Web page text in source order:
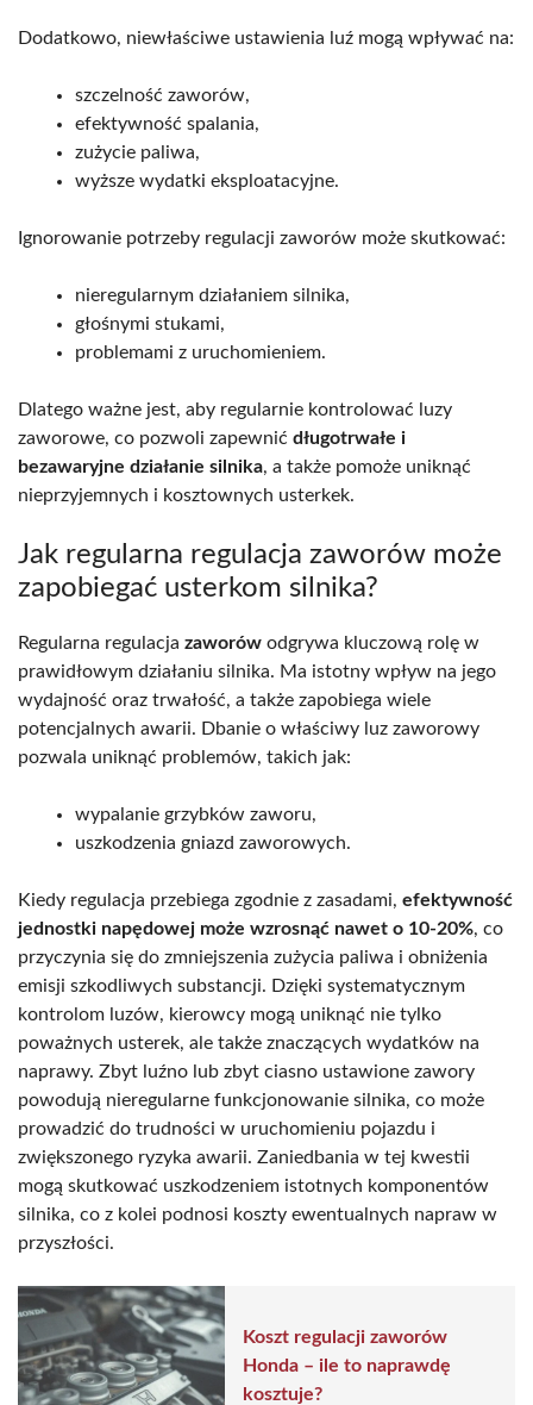
Dodatkowo, niewłaściwe ustawienia luź mogą wpływać na:
szczelność zaworów,
efektywność spalania,
zużycie paliwa,
wyższe wydatki eksploatacyjne.
Ignorowanie potrzeby regulacji zaworów może skutkować:
nieregularnym działaniem silnika,
głośnymi stukami,
problemami z uruchomieniem.
Dlatego ważne jest, aby regularnie kontrolować luzy
zaworowe, co pozwoli zapewnić długotrwałe i
bezawaryjne działanie silnika, a także pomoże uniknąć
nieprzyjemnych i kosztownych usterkek.
Jak regularna regulacja zaworów może
zapobiegać usterkom silnika?
Regularna regulacja zaworów odgrywa kluczową rolę w
prawidłowym działaniu silnika. Ma istotny wpływ na jego
wydajność oraz trwałość, a także zapobiega wiele
potencjalnych awarii. Dbanie o właściwy luz zaworowy
pozwala uniknąć problemów, takich jak:
wypalanie grzybków zaworu,
uszkodzenia gniazd zaworowych.
Kiedy regulacja przebiega zgodnie z zasadami, efektywność
jednostki napędowej może wzrosnąć nawet o 10-20%, co
przyczynia się do zmniejszenia zużycia paliwa i obniżenia
emisji szkodliwych substancji. Dzięki systematycznym
kontrolom luzów, kierowcy mogą uniknąć nie tylko
poważnych usterek, ale także znaczących wydatków na
naprawy. Zbyt luźno lub zbyt ciasno ustawione zawory
powodują nieregularne funkcjonowanie silnika, co może
prowadzić do trudności w uruchomieniu pojazdu i
zwiększonego ryzyka awarii. Zaniedbania w tej kwestii
mogą skutkować uszkodzeniem istotnych komponentów
silnika, co z kolei podnosi koszty ewentualnych napraw w
przyszłości.
Koszt regulacji zaworów
Honda – ile to naprawdę
kosztuje?